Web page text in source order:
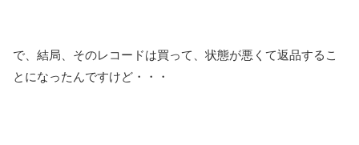
で、結局、そのレコードは買って、状態が悪くて返品するこ
とになったんですけど・・・